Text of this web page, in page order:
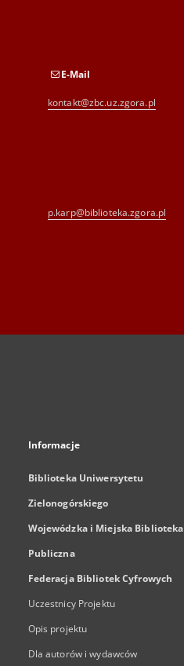
E-Mail
kontakt@zbc.uz.zgora.pl
p.karp@biblioteka.zgora.pl
Informacje
Biblioteka Uniwersytetu
Zielonogórskiego
Wojewódzka i Miejska Biblioteka
Publiczna
Federacja Bibliotek Cyfrowych
Uczestnicy Projektu
Opis projektu
Dla autorów i wydawców